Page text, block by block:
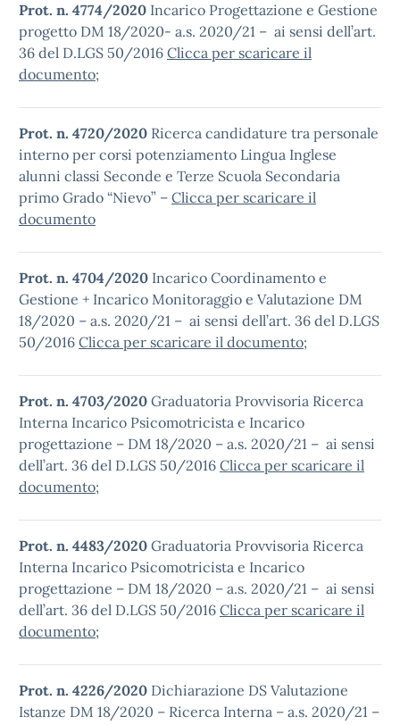
Prot. n. 4774/2020 Incarico Progettazione e Gestione
progetto DM 18/2020- a.s. 2020/21 – ai sensi dell’art.
36 del D.LGS 50/2016 Clicca per scaricare il
documento;
Prot. n. 4720/2020 Ricerca candidature tra personale
interno per corsi potenziamento Lingua Inglese
alunni classi Seconde e Terze Scuola Secondaria
primo Grado “Nievo” – Clicca per scaricare il
documento
Prot. n. 4704/2020 Incarico Coordinamento e
Gestione + Incarico Monitoraggio e Valutazione DM
18/2020 – a.s. 2020/21 – ai sensi dell’art. 36 del D.LGS
50/2016 Clicca per scaricare il documento;
Prot. n. 4703/2020 Graduatoria Provvisoria Ricerca
Interna Incarico Psicomotricista e Incarico
progettazione – DM 18/2020 – a.s. 2020/21 – ai sensi
dell’art. 36 del D.LGS 50/2016 Clicca per scaricare il
documento;
Prot. n. 4483/2020 Graduatoria Provvisoria Ricerca
Interna Incarico Psicomotricista e Incarico
progettazione – DM 18/2020 – a.s. 2020/21 – ai sensi
dell’art. 36 del D.LGS 50/2016 Clicca per scaricare il
documento;
Prot. n. 4226/2020 Dichiarazione DS Valutazione
Istanze DM 18/2020 – Ricerca Interna – a.s. 2020/21 –